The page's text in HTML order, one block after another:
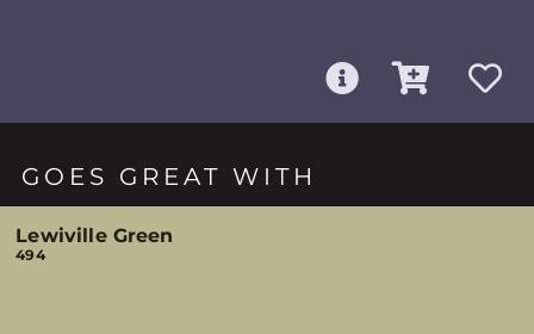
GOES GREAT WITH
Lewiville Green
494